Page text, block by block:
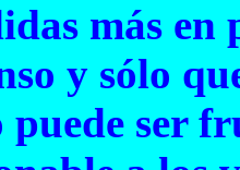
más
y sólo
puede ser